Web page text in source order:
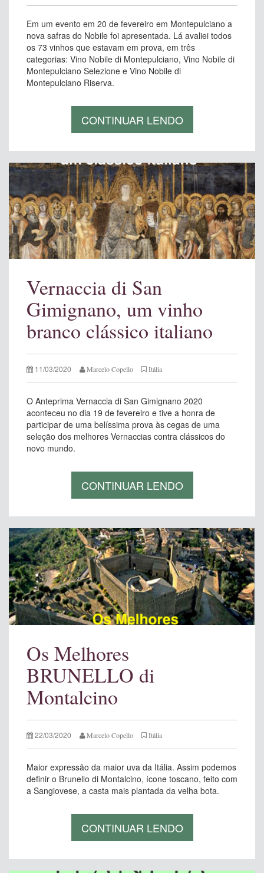
Em um evento em 20 de fevereiro em Montepulciano a
nova safras do Nobile foi apresentada. Lá avaliei todos
os 73 vinhos que estavam em prova, em três
categorias: Vino Nobile di Montepulciano, Vino Nobile di
Montepulciano Selezione e Vino Nobile di
Montepulciano Riserva.
CONTINUAR LENDO
Vernaccia di San
Gimignano, um vinho
branco clássico italiano
11/03/2020 Marcelo Copello Itália
O Anteprima Vernaccia di San Gimignano 2020
aconteceu no dia 19 de fevereiro e tive a honra de
participar de uma belíssima prova às cegas de uma
seleção dos melhores Vernaccias contra clássicos do
novo mundo.
CONTINUAR LENDO
Os Melhores
BRUNELLO di
Montalcino
22/03/2020 Marcelo Copello Itália
Maior expressão da maior uva da Itália. Assim podemos
definir o Brunello di Montalcino, ícone toscano, feito com
a Sangiovese, a casta mais plantada da velha bota.
CONTINUAR LENDO